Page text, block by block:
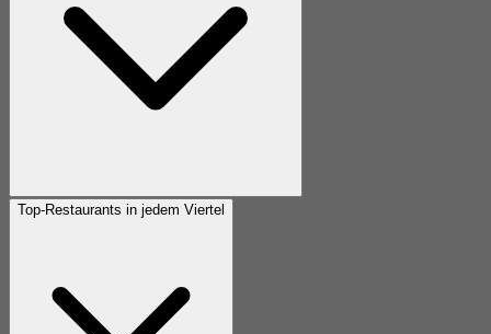
Top-Restaurants in jedem Viertel